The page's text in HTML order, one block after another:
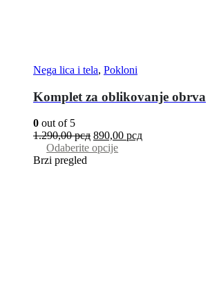
Nega lica i tela, Pokloni
Komplet za oblikovanje obrva
0 out of 5
1.290,00рсд 890,00 рсд
Odaberite opcije
Brzi pregled